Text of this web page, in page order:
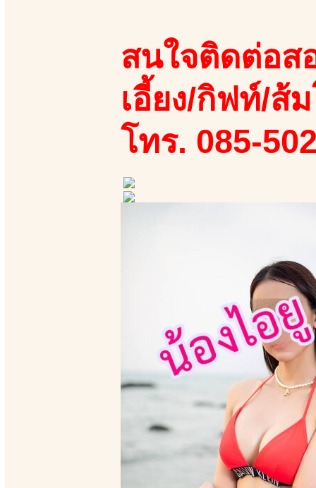
สนใจติดต่อส
เอี้ยง/กิฟท์/ส้
โทร. 085-